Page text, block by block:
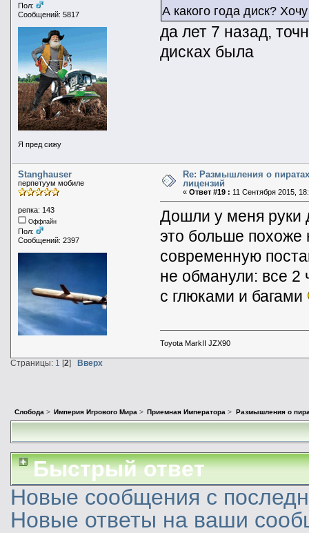
Пол:
Сообщений: 5817
Я пред сижу
А какого года диск?
да лет 7 назад,
дисках была
Stanghauser
перпетуум мобиле
репка: 143
Оффлайн
Пол:
Сообщений: 2397
Re: Размышления о
лицензий
« Ответ #19 : 11 Сентября 2015,
Дошли у меня руки
это больше похоже
современную
не обманули: все
с глюками и багами
Toyota MarkII JZX90
Страницы: 1 [2] Вверх
Слобода > Империя Игрового Мира > Приемная Императора > Размышления о
Быстрый ответ
Новые сообщения с
Новые ответы на ваши